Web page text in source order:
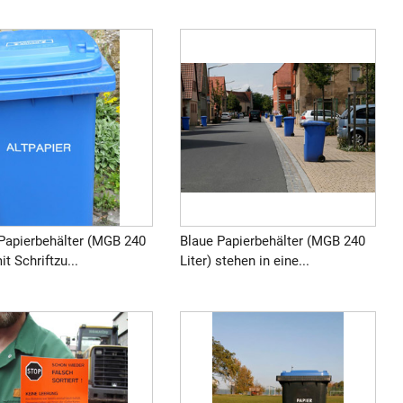
(MGB 240
Schriftzu...
Blaue Papierbehälter (MGB 240
Liter) stehen in eine...